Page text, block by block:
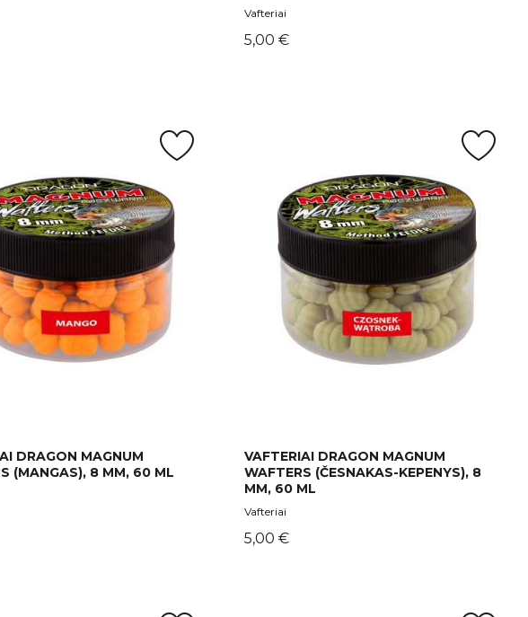
Vafteriai
Kaina
5,00 €
DRAGON MAGNUM
(MANGAS), 8 MM, 60 ML
VAFTERIAI DRAGON MAGNUM
WAFTERS (ČESNAKAS-KEPENYS), 8
MM, 60 ML
Vafteriai
Kaina
5,00 €